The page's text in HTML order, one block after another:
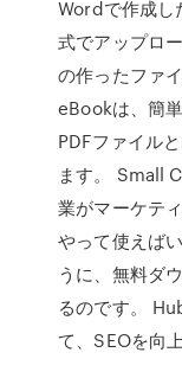
Wordで作成し
式でアップロ
の作ったファ
eBookは、簡
PDFファイル
ます。 Small
業がマーケテ
やって使えば
うに、無料ダ
るのです。
て、SEOを向